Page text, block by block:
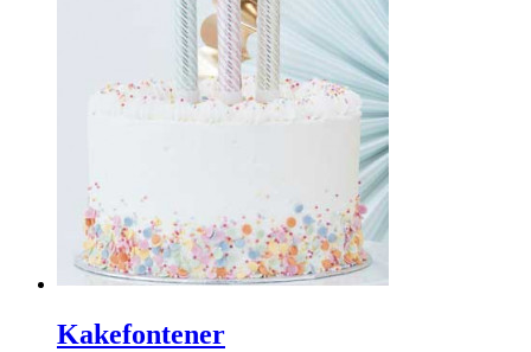
Kakefontener